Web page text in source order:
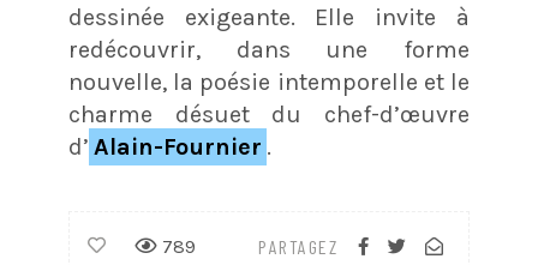
dessinée exigeante. Elle invite à
redécouvrir, dans une forme
nouvelle, la poésie intemporelle et le
charme désuet du chef-d’œuvre
d’ Alain-Fournier .
PARTAGEZ
789